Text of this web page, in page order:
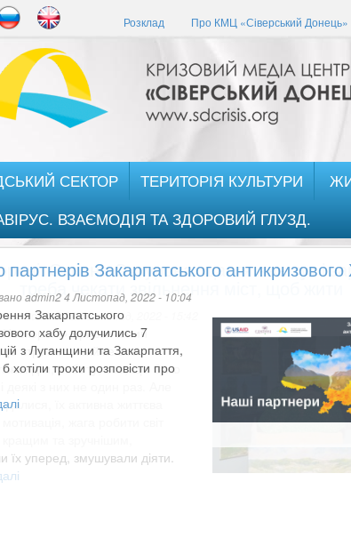
Розклад Про КМЦ «Сіверський Донець»
СЕКТОР ТЕРИТОРІЯ КУЛЬТУРИ
ВЗАЄМОДІЯ ТА ЗДОРОВИЙ ГЛУЗД.
партнерів Закарпатського
admin24 Листопад, 2022 - 10:04
Закарпатського
хабу долучились 7
з Луганщини та Закарпаття,
хотіли трохи розповісти про
Закарпатського